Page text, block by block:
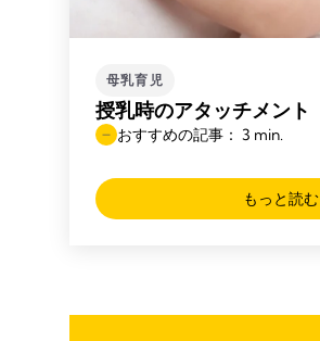
母乳育児
授乳時のアタッチメント
おすすめの記事： 3 min.
もっと読む